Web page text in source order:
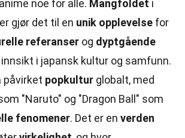
noe for alle. Mangfoldet i
gjør det til en unik opplevelse for
referanser og dyptgående
i japansk kultur og samfunn.
påvirket popkultur globalt, med
"Naruto" og "Dragon Ball" som
fenomener. Det er en verden